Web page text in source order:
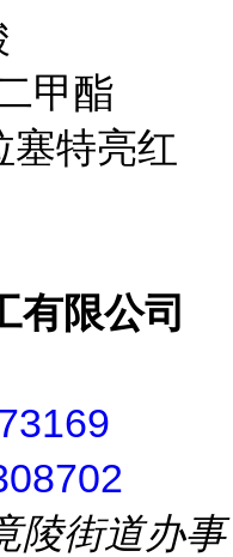
甲酯
塞特亮红
有限公司
陵街道办事